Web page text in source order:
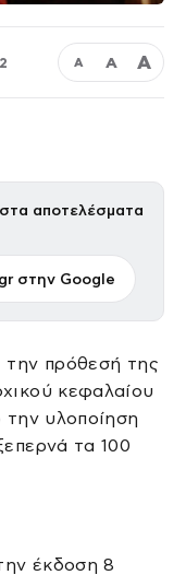
Α Α Α
αποτελέσματα
στην Google
την πρόθεσή της
κεφαλαίου
υλοποίηση
τα 100
έκδοση 8